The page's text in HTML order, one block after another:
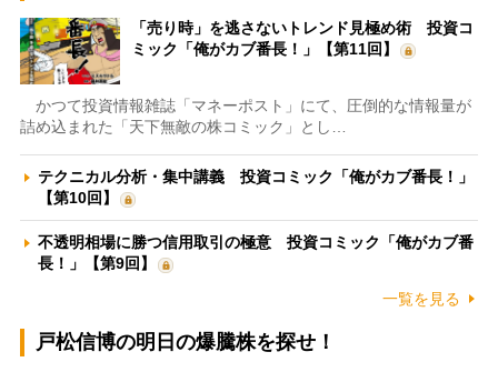
「売り時」を逃さないトレンド見極め術 投資コ
ミック「俺がカブ番長！」【第11回】
かつて投資情報雑誌「マネーポスト」にて、圧倒的な情報量が
詰め込まれた「天下無敵の株コミック」とし…
テクニカル分析・集中講義 投資コミック「俺がカブ番長！」
【第10回】
不透明相場に勝つ信用取引の極意 投資コミック「俺がカブ番
長！」【第9回】
一覧を見る
戸松信博の明日の爆騰株を探せ！